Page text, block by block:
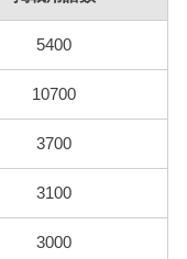
5400
10700
3700
3100
3000